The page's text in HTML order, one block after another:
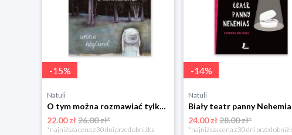
-15%
Natuli
O tym można rozmawiać tylko z królikami Zakamarki
22.00 zł26.00 zł*
*najniższa cena z 30 dni przed obniżką
-14%
Natuli
Biały teatr panny
24.00 zł28.00 zł*
*najniższa cena z 30 dni przed